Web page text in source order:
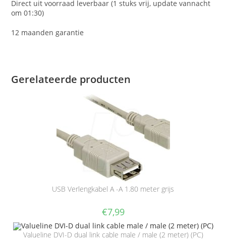
Direct uit voorraad leverbaar (1 stuks vrij, update vannacht
om 01:30)
12 maanden garantie
Gerelateerde producten
USB Verlengkabel A -A 1.80 meter grijs
€7,99
Valueline DVI-D dual link cable male / male (2 meter) (PC)